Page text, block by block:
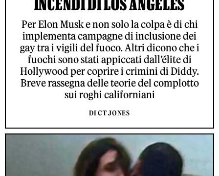
INCENDI DI LOS ANGELES
Per Elon Musk e non solo la colpa è di chi
implementa campagne di inclusione dei
gay tra i vigili del fuoco. Altri dicono che i
fuochi sono stati appiccati dall’élite di
Hollywood per coprire i crimini di Diddy.
Breve rassegna delle teorie del complotto
sui roghi californiani
DI CT JONES